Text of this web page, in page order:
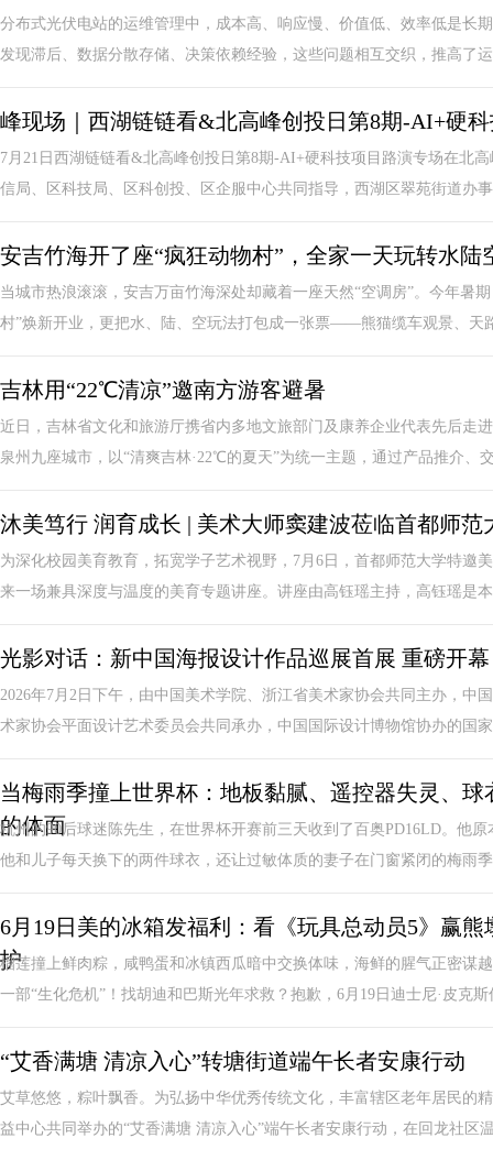
分布式光伏电站的运维管理中，成本高、响应慢、价值低、效率低是长
发现滞后、数据分散存储、决策依赖经验，这些问题相互交织，推高了
峰现场｜西湖链链看&北高峰创投日第8期-AI+硬
7月21日西湖链链看&北高峰创投日第8期-AI+硬科技项目路演专场在北
信局、区科技局、区科创投、区企服中心共同指导，西湖区翠苑街道办
安吉竹海开了座“疯狂动物村”，全家一天玩转水陆
当城市热浪滚滚，安吉万亩竹海深处却藏着一座天然“空调房”。今年暑
村”焕新开业，更把水、陆、空玩法打包成一张票——熊猫缆车观景、天
吉林用“22℃清凉”邀南方游客避暑
近日，吉林省文化和旅游厅携省内多地文旅部门及康养企业代表先后走
泉州九座城市，以“清爽吉林·22℃的夏天”为统一主题，通过产品推介、
沐美笃行 润育成长 | 美术大师窦建波莅临首都师范
为深化校园美育教育，拓宽学子艺术视野，7月6日，首都师范大学特邀
来一场兼具深度与温度的美育专题讲座。讲座由高钰瑶主持，高钰瑶是
光影对话：新中国海报设计作品巡展首展 重磅开幕
2026年7月2日下午，由中国美术学院、浙江省美术家协会共同主办，中
术家协会平面设计艺术委员会共同承办，中国国际设计博物馆协办的国
当梅雨季撞上世界杯：地板黏腻、遥控器失灵、
的体面
杭州的90后球迷陈先生，在世界杯开赛前三天收到了百奥PD16LD。他
他和儿子每天换下的两件球衣，还让过敏体质的妻子在门窗紧闭的梅雨
6月19日美的冰箱发福利：看《玩具总动员5》赢
护
榴莲撞上鲜肉粽，咸鸭蛋和冰镇西瓜暗中交换体味，海鲜的腥气正密
一部“生化危机”！找胡迪和巴斯光年求救？抱歉，6月19日迪士尼·皮克
“艾香满塘 清凉入心”转塘街道端午长者安康行动
艾草悠悠，粽叶飘香。为弘扬中华优秀传统文化，丰富辖区老年居民的
益中心共同举办的“艾香满塘 清凉入心”端午长者安康行动，在回龙社区